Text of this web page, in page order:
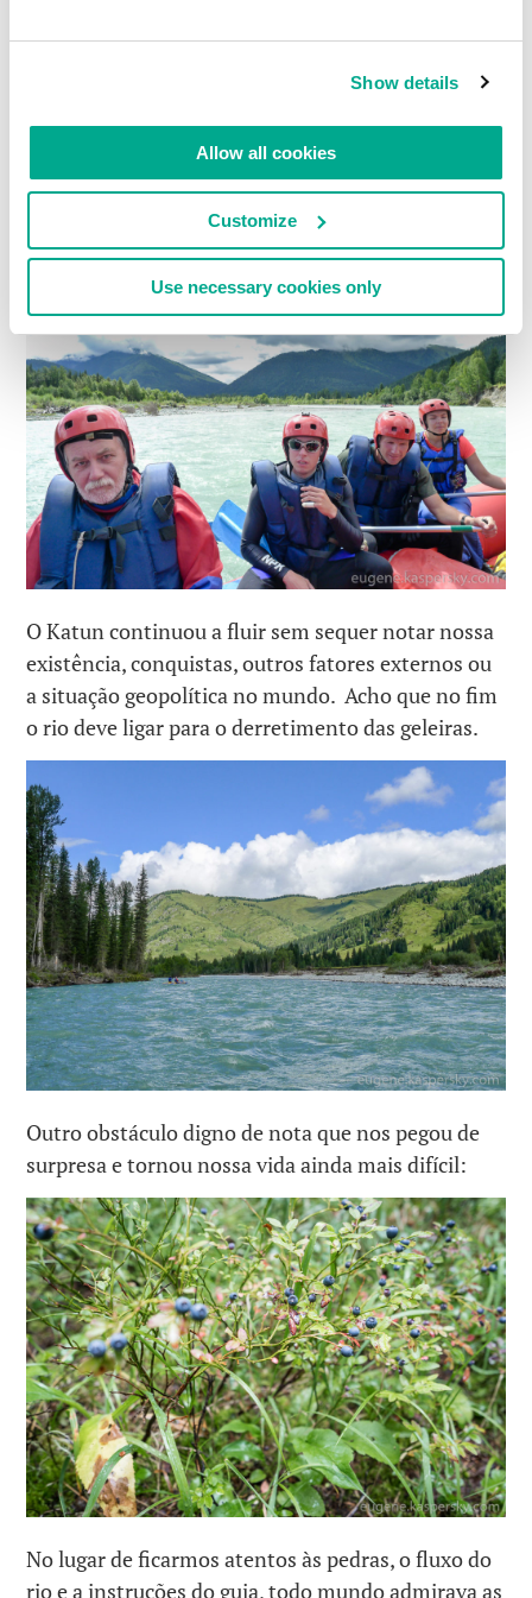
Show details
Allow all cookies
Customize
Use necessary cookies only
E como dá para perceber, estávamos repletos de
alegria e otimismo.
O Katun continuou a fluir sem sequer notar nossa
existência, conquistas, outros fatores externos ou
a situação geopolítica no mundo. Acho que no fim
o rio deve ligar para o derretimento das geleiras.
Outro obstáculo digno de nota que nos pegou de
surpresa e tornou nossa vida ainda mais difícil:
No lugar de ficarmos atentos às pedras, o fluxo do
rio e a instruções do guia, todo mundo admirava as